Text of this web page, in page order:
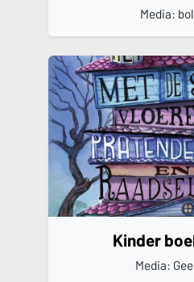
Media:
Kinder
Media: